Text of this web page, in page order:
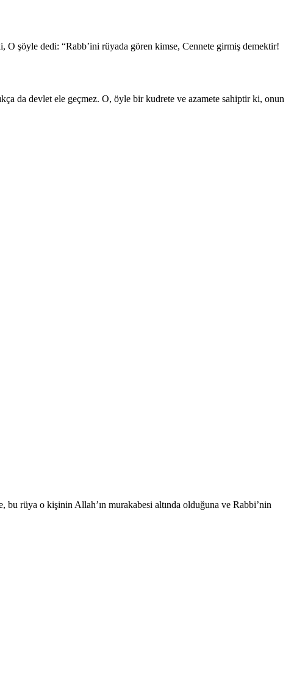
şöyle dedi: “Rabb’ini rüyada gören kimse, Cennete girmiş demektir!
da devlet ele geçmez. O, öyle bir kudrete ve azamete sahiptir ki, onun
bu rüya o kişinin Allah’ın murakabesi altında olduğuna ve Rabbi’nin